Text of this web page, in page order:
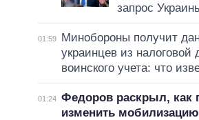
запрос
01:59
Минобороны получит
украинцев из налоговой
воинского учета: что
01:24 Федоров раскрыл, как
изменить